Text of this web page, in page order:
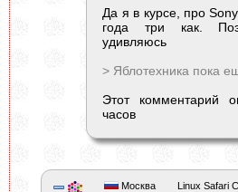
Да я в курсе, про
года три как.
удивляюсь
> Яблотехника пока
Этот комментарий
часов
Linux Safari
Москва